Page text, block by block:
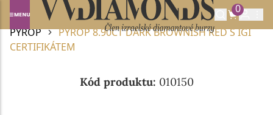
0
Domů
DRAHOKAMY A POLODRAHOKAMY
PYROP
PYROP 8.90CT DARK BROWNISH RED S IGI
CERTIFIKÁTEM
Kód produktu: 010150